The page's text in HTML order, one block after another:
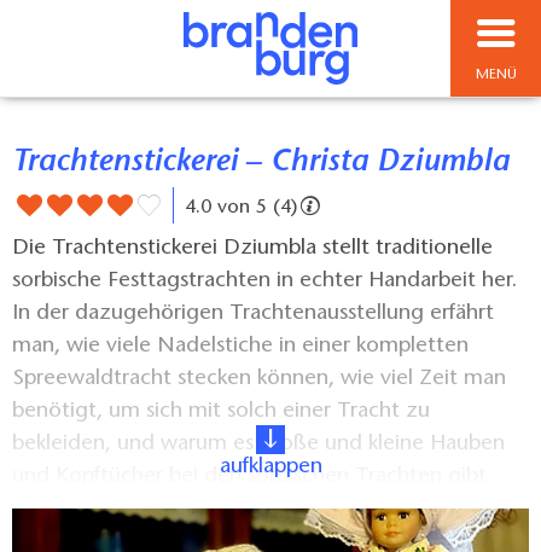
MENÜ
Trachtenstickerei – Christa Dziumbla
4.0 von 5 (4)
Die Trachtenstickerei Dziumbla stellt traditionelle
sorbische Festtagstrachten in echter Handarbeit her.
In der dazugehörigen Trachtenausstellung erfährt
man, wie viele Nadelstiche in einer kompletten
Spreewaldtracht stecken können, wie viel Zeit man
benötigt, um sich mit solch einer Tracht zu
bekleiden, und warum es große und kleine Hauben
und Kopftücher bei den sorbischen Trachten gibt.
Darüber hinaus werden Trachtenpuppen, Plüschtiere,
verschiedene Handarbeiten, Arbeiten mit der
aufklappen